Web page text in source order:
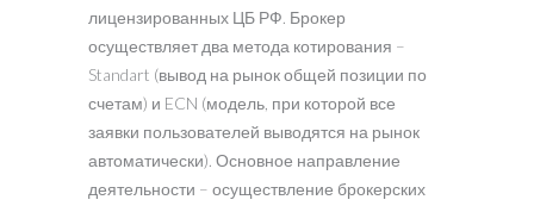
лицензированных ЦБ РФ. Брокер
осуществляет два метода котирования –
Standart (вывод на рынок общей позиции по
счетам) и ECN (модель, при которой все
заявки пользователей выводятся на рынок
автоматически). Основное направление
деятельности – осуществление брокерских